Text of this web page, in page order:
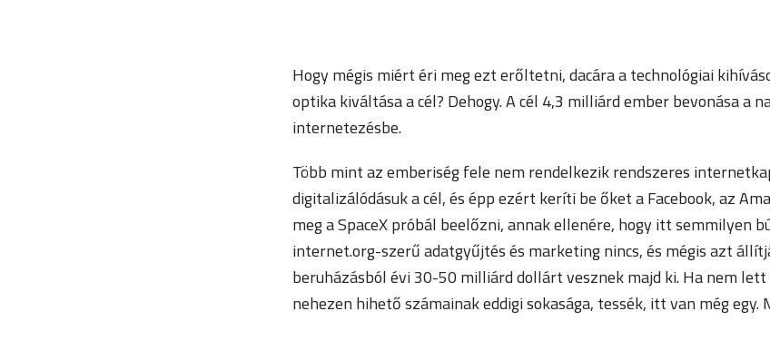
Hogy mégis miért éri meg ezt erőltetni, dacára a technológiai
optika kiváltása a cél? Dehogy. A cél 4,3 milliárd ember bevonása a
internetezésbe.
Több mint az emberiség fele nem rendelkezik rendszeres
digitalizálódásuk a cél, és épp ezért keríti be őket a Facebook, az
meg a SpaceX próbál beelőzni, annak ellenére, hogy itt semmilyen
internet.org-szerű adatgyűjtés és marketing nincs, és mégis azt
beruházásból évi 30-50 milliárd dollárt vesznek majd ki. Ha nem lett
nehezen hihető számainak eddigi sokasága, tessék, itt van még egy.